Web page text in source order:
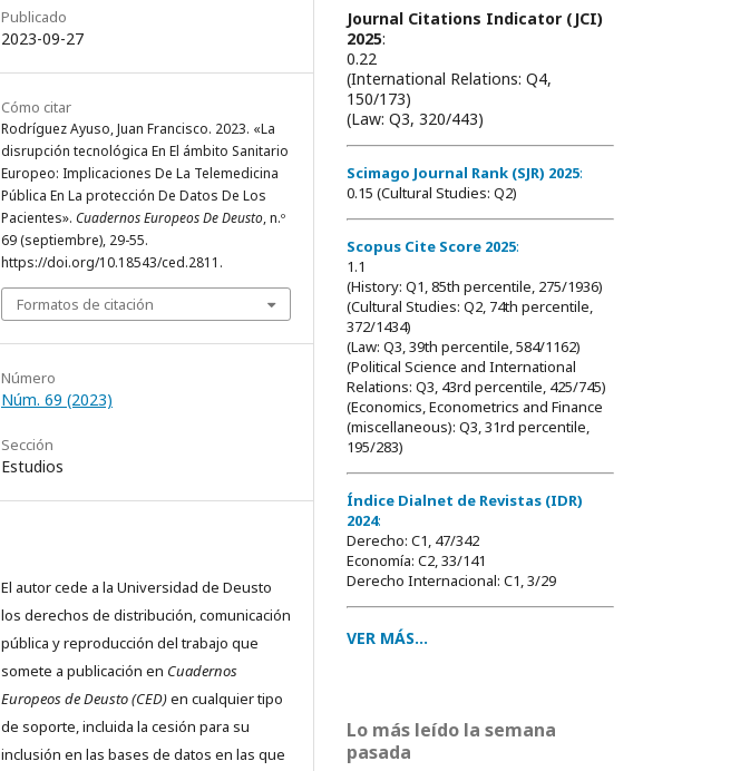
Publicado
2023-09-27
Cómo citar
Rodríguez Ayuso, Juan Francisco. 2023. «La
disrupción tecnológica En El ámbito Sanitario
Europeo: Implicaciones De La Telemedicina
Pública En La protección De Datos De Los
Pacientes». Cuadernos Europeos De Deusto, n.º
69 (septiembre), 29-55.
https://doi.org/10.18543/ced.2811.
Formatos de citación
Número
Núm. 69 (2023)
Sección
Estudios
El autor cede a la Universidad de Deusto
los derechos de distribución, comunicación
pública y reproducción del trabajo que
somete a publicación en Cuadernos
Europeos de Deusto (CED)en cualquier tipo
de soporte, incluida la cesión para su
inclusión en las bases de datos en las que
Journal Citations Indicator (JCI)
2025:
0.22
(International Relations: Q4,
150/173)
(Law: Q3, 320/443)
Scimago Journal Rank (SJR) 2025:
0.15 (Cultural Studies: Q2)
Scopus Cite Score 2025:
1.1
(History: Q1, 85th percentile, 275/1936)
(Cultural Studies: Q2, 74th percentile,
372/1434)
(Law: Q3, 39th percentile, 584/1162)
(Political Science and International
Relations: Q3, 43rd percentile, 425/745)
(Economics, Econometrics and Finance
(miscellaneous): Q3, 31rd percentile,
195/283)
Índice Dialnet de Revistas (IDR)
2024:
Derecho: C1, 47/342
Economía: C2, 33/141
Derecho Internacional: C1, 3/29
VER MÁS...
Lo más leído la semana
pasada